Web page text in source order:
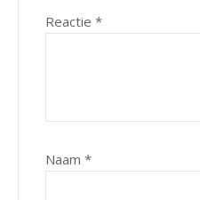
Reactie *
Naam *